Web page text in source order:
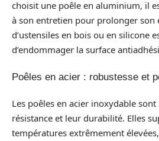
choisit une poêle en aluminium, il
à son entretien pour prolonger son
d’ustensiles en bois ou en silicone
d’endommager la surface
Poêles en acier : robustesse et
Les poêles en acier inoxydable
résistance et leur durabilité. Elles
températures extrêmement